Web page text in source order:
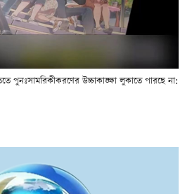
পুনঃসামরিকীকরণের উচ্চাকাঙ্ক্ষা লুকাতে পারছে না: